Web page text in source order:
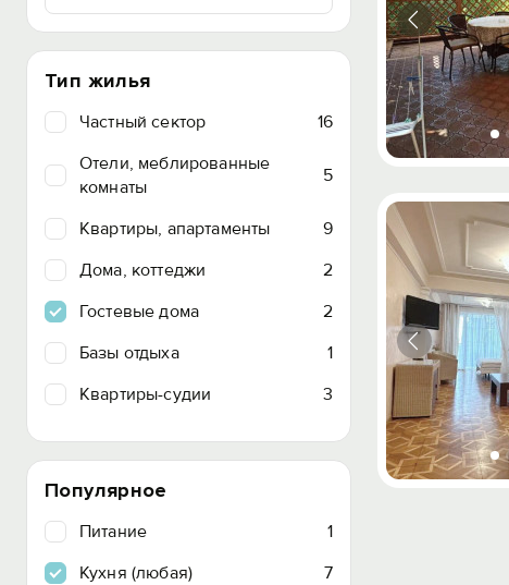
Тип жилья
Частный сектор
16
Отели, меблированные
комнаты
5
Квартиры, апартаменты
9
Дома, коттеджи
2
Гостевые дома
2
Базы отдыха
1
Квартиры-судии
3
Популярное
Питание
1
Кухня (любая)
7